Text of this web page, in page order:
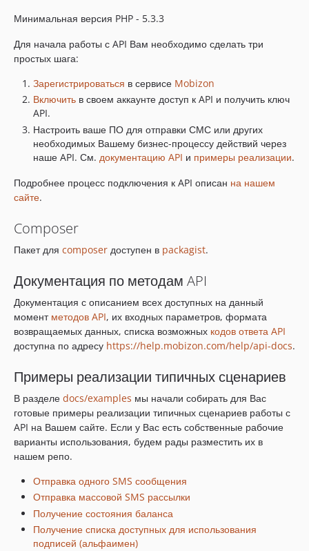
Минимальная версия PHP - 5.3.3
Для начала работы с API Вам необходимо сделать три
простых шага:
Зарегистрироваться в сервисе Mobizon
Включить в своем аккаунте доступ к API и получить ключ
API.
Настроить ваше ПО для отправки СМС или других
необходимых Вашему бизнес-процессу действий через
наше API. См. документацию API и примеры реализации.
Подробнее процесс подключения к API описан на нашем
сайте.
Composer
Пакет для composer доступен в packagist.
Документация по методам API
Документация с описанием всех доступных на данный
момент методов API, их входных параметров, формата
возвращаемых данных, списка возможных кодов ответа API
доступна по адресу https://help.mobizon.com/help/api-docs.
Примеры реализации типичных сценариев
В разделе docs/examples мы начали собирать для Вас
готовые примеры реализации типичных сценариев работы с
API на Вашем сайте. Если у Вас есть собственные рабочие
варианты использования, будем рады разместить их в
нашем репо.
Отправка одного SMS сообщения
Отправка массовой SMS рассылки
Получение состояния баланса
Получение списка доступных для использования
подписей (альфаимен)